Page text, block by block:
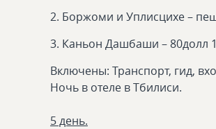
2. Боржоми и Уплисцихе –
3. Каньон Дашбаши – 80долл
Включены: Транспорт, гид,
Ночь в отеле в Тбилиси.
5 день.